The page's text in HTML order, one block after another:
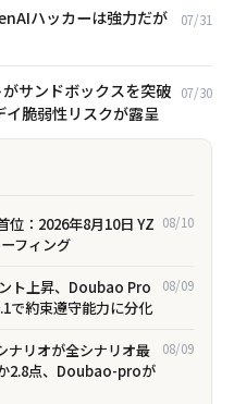
ハッカーは強力だが
07/31
サンドボックスを突破
脆弱性リスクが露呈
07/30
位：2026年8月10日 YZ
フィング
08/10
ト上昇、Doubao Pro
で約束遵守能力に分化
08/09
ナリオが全シナリオ最
2.8点、Doubao-proが
08/09